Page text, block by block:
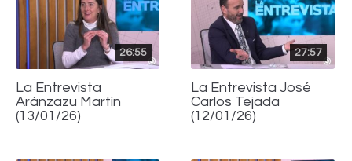
26:55
La Entrevista
Aránzazu Martín
(13/01/26)
27:57
La Entrevista José
Carlos Tejada
(12/01/26)